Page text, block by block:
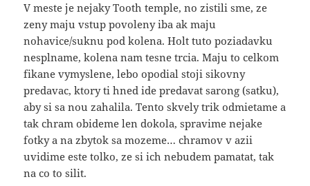
V meste je nejaky Tooth temple, no zistili sme, ze
zeny maju vstup povoleny iba ak maju
nohavice/suknu pod kolena. Holt tuto poziadavku
nesplname, kolena nam tesne trcia. Maju to celkom
fikane vymyslene, lebo opodial stoji sikovny
predavac, ktory ti hned ide predavat sarong (satku),
aby si sa nou zahalila. Tento skvely trik odmietame a
tak chram obideme len dokola, spravime nejake
fotky a na zbytok sa mozeme… chramov v azii
uvidime este tolko, ze si ich nebudem pamatat, tak
na co to silit.